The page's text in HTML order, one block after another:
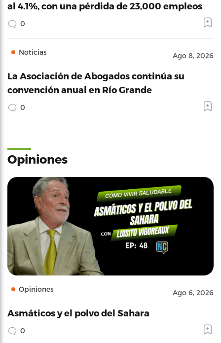
al 4.1%, con una pérdida de 23,000 empleos
0
Noticias Ago 8, 2026
La Asociación de Abogados continúa su
convención anual en Río Grande
0
Opiniones
Opiniones Ago 6, 2026
Asmáticos y el polvo del Sahara
0